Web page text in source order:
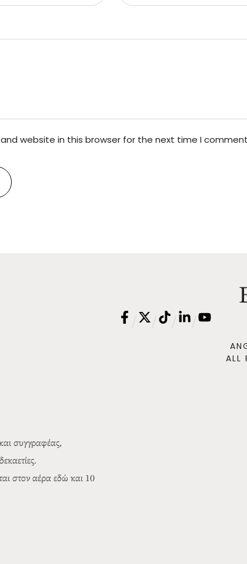
website in this browser for the next time I
συγγραφέας,
στον αέρα εδώ και 10
ALL